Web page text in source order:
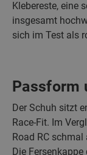
Klebereste, eine
insgesamt
sich im Test als
Passform
Der Schuh sitzt
Race‑Fit. Im
Road RC
Die